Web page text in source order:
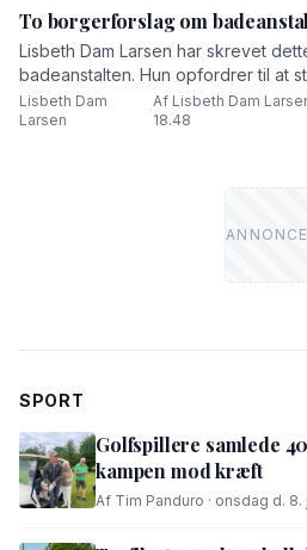
To borgerforslag om
Lisbeth Dam Larsen har skrevet
badeanstalten. Hun opfordrer til at
borgerforslag.
Lisbeth Dam
Larsen
·
Af Lisbeth Dam
18.48
SPORT
Golfspillere samlede
kampen mod kræft
Af Tim Panduro · onsdag d. 8.